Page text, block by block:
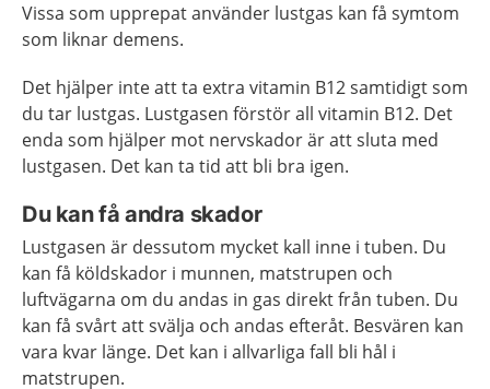
Vissa som upprepat använder lustgas kan få symtom
som liknar demens.
Det hjälper inte att ta extra vitamin B12 samtidigt som
du tar lustgas. Lustgasen förstör all vitamin B12. Det
enda som hjälper mot nervskador är att sluta med
lustgasen. Det kan ta tid att bli bra igen.
Du kan få andra skador
Lustgasen är dessutom mycket kall inne i tuben. Du
kan få köldskador i munnen, matstrupen och
luftvägarna om du andas in gas direkt från tuben. Du
kan få svårt att svälja och andas efteråt. Besvären kan
vara kvar länge. Det kan i allvarliga fall bli hål i
matstrupen.